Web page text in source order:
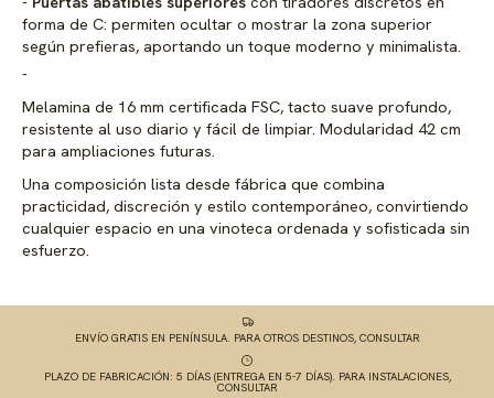
forma de C: permiten ocultar o mostrar la zona superior
según prefieras, aportando un toque moderno y minimalista.
Melamina de 16 mm certificada FSC, tacto suave profundo,
resistente al uso diario y fácil de limpiar. Modularidad 42 cm
para ampliaciones futuras.
Una composición lista desde fábrica que combina
practicidad, discreción y estilo contemporáneo, convirtiendo
cualquier espacio en una vinoteca ordenada y sofisticada sin
esfuerzo.
ENVÍO GRATIS EN PENÍNSULA. PARA OTROS DESTINOS, CONSULTAR
PLAZO DE FABRICACIÓN: 5 DÍAS (ENTREGA EN 5-7 DÍAS). PARA INSTALACIONES,
CONSULTAR